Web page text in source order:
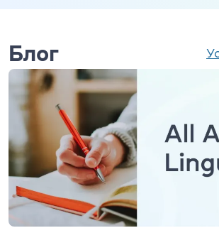
Блог